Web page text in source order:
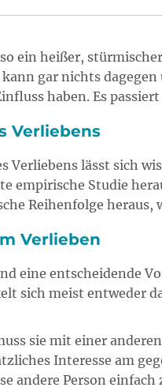
ein heißer,
gar nichts
haben. Es
Verliebens
Verliebens lässt sich
empirische Studie
Reihenfolge heraus,
Verlieben
eine entscheidende
sich meist entweder
sie mit einer
Interesse am
andere Person einfach